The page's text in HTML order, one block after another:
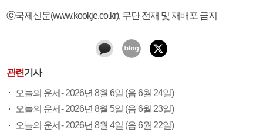
ⓒ국제신문(www.kookje.co.kr), 무단 전재 및 재배포 금지
관련기사
오늘의 운세- 2026년 8월 6일 (음 6월 24일)
오늘의 운세- 2026년 8월 5일 (음 6월 23일)
오늘의 운세- 2026년 8월 4일 (음 6월 22일)